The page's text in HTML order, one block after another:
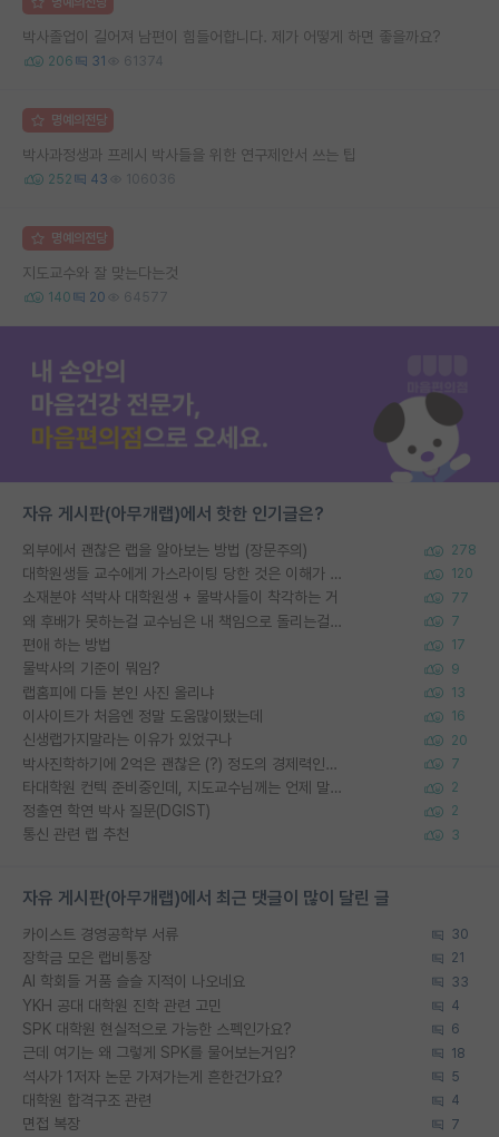
박사졸업이 길어져 남편이 힘들어합니다. 제가 어떻게 하면 좋을까요?
206 31 61374
명예의전당
박사과정생과 프레시 박사들을 위한 연구제안서 쓰는 팁
252 43 106036
명예의전당
지도교수와 잘 맞는다는것
140 20 64577
자유 게시판(아무개랩)에서 핫한 인기글은?
외부에서 괜찮은 랩을 알아보는 방법 (장문주의) 278
대학원생들 교수에게 가스라이팅 당한 것은 이해가 갑니다. 안타깝네요. 120
소재분야 석박사 대학원생 + 물박사들이 착각하는 거 77
왜 후배가 못하는걸 교수님은 내 책임으로 돌리는걸까요? 7
편애 하는 방법 17
물박사의 기준이 뭐임? 9
랩홈피에 다들 본인 사진 올리냐 13
이사이트가 처음엔 정말 도움많이됐는데 16
신생랩가지말라는 이유가 있었구나 20
박사진학하기에 2억은 괜찮은 (?) 정도의 경제력인가요 7
타대학원 컨텍 준비중인데, 지도교수님께는 언제 말씀드려야 할까요? 2
정출연 학연 박사 질문(DGIST) 2
통신 관련 랩 추천 3
자유 게시판(아무개랩)에서 최근 댓글이 많이 달린 글
카이스트 경영공학부 서류 30
장학금 모은 랩비통장 21
AI 학회들 거품 슬슬 지적이 나오네요 33
YKH 공대 대학원 진학 관련 고민 4
SPK 대학원 현실적으로 가능한 스펙인가요? 6
근데 여기는 왜 그렇게 SPK를 물어보는거임? 18
석사가 1저자 논문 가져가는게 흔한건가요? 5
대학원 합격구조 관련 4
면접 복장 7